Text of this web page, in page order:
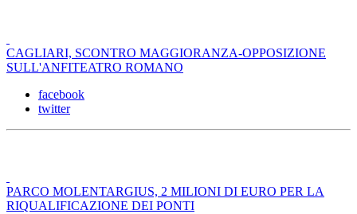
CAGLIARI, SCONTRO MAGGIORANZA-OPPOSIZIONE
SULL'ANFITEATRO ROMANO
facebook
twitter
PARCO MOLENTARGIUS, 2 MILIONI DI EURO PER LA
RIQUALIFICAZIONE DEI PONTI